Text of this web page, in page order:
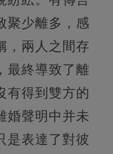
聚少離多，感
，兩人之間存
最終導致了離
有得到雙方的
婚聲明中并未
是表達了對彼